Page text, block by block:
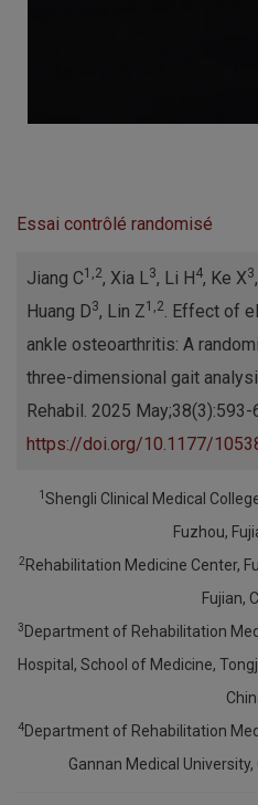
Essai contrôlé randomisé
Jiang C1,2, Xia L 3, Li H4, Ke X3
Huang D3, Lin Z1,2
. Effect of
ankle osteoarthritis: A
three-dimensional gait
Rehabil. 2025 May;38(3):593-
https://doi.org/10.1177/
1Shengli Clinical Medical
Fuzhou,
2Rehabilitation Medicine Center,
Fujian,
3 Department of Rehabilitation
Hospital, School of Medicine,
4Department of Rehabilitation
Gannan Medical University,